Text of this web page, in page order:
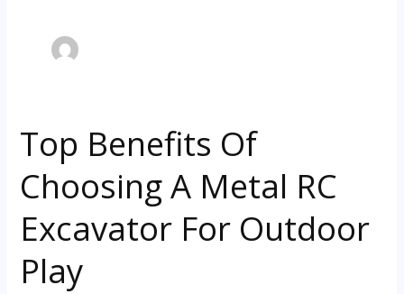
Top Benefits Of
Choosing A Metal RC
Excavator For Outdoor
Play